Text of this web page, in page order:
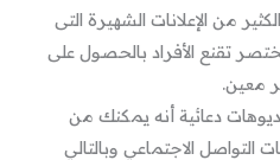
من الإعلانات الشهيرة التى
تقنع الأفراد بالحصول على
معين.
دعائية أنه يمكنك من
التواصل الاجتماعي وبالتالي